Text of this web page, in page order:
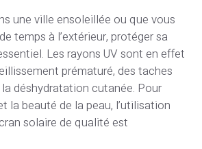
une ville ensoleillée ou que vous
temps à l’extérieur, protéger sa
Les rayons UV sont en effet
prématuré, des taches
déshydratation cutanée. Pour
la beauté de la peau, l’utilisation
solaire de qualité est